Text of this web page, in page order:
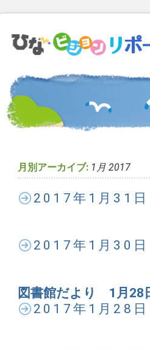
月別アーカイブ: 1月 2017
2017年1月31
2017年1月30
図書館だより 1月28
2017年1月28